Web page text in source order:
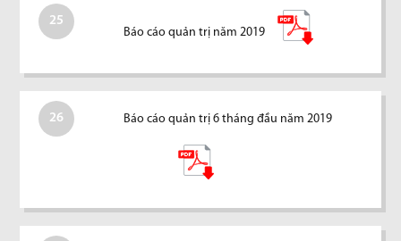
25
Báo cáo quản trị năm 2019
26 Báo cáo quản trị 6 tháng đầu năm 2019